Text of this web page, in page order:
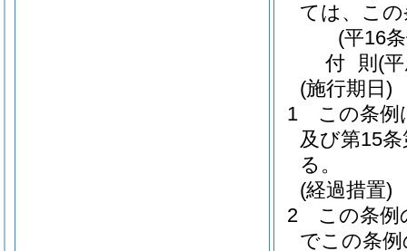
ては、こ
(平16
付 則 (
(施行期日)
1
この条例
及び第15
る。
(経過措置)
2
この条例
でこの条